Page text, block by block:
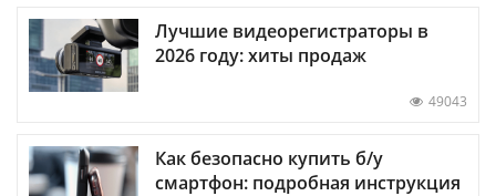
Лучшие видеорегистраторы в
2026 году: хиты продаж
49043
Как безопасно купить б/у
смартфон: подробная инструкция